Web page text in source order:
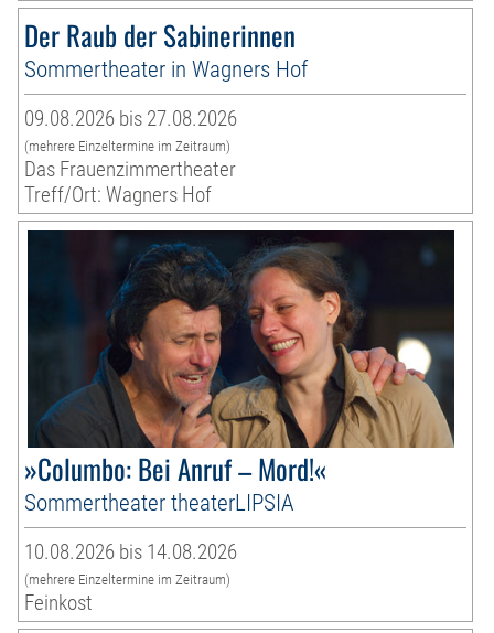
Der Raub der Sabinerinnen
Sommertheater in Wagners Hof
09.08.2026 bis 27.08.2026
(mehrere Einzeltermine im Zeitraum)
Das Frauenzimmertheater
Treff/Ort: Wagners Hof
»Columbo: Bei Anruf – Mord!«
Sommertheater theaterLIPSIA
10.08.2026 bis 14.08.2026
(mehrere Einzeltermine im Zeitraum)
Feinkost